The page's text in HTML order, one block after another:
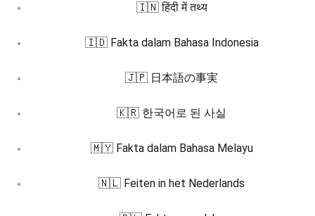
🇮🇳 हिंदी में तथ्य
🇮🇩 Fakta dalam Bahasa Indonesia
🇯🇵 日本語の事実
🇰🇷 한국어로 된 사실
🇲🇾 Fakta dalam Bahasa Melayu
🇳🇱 Feiten in het Nederlands